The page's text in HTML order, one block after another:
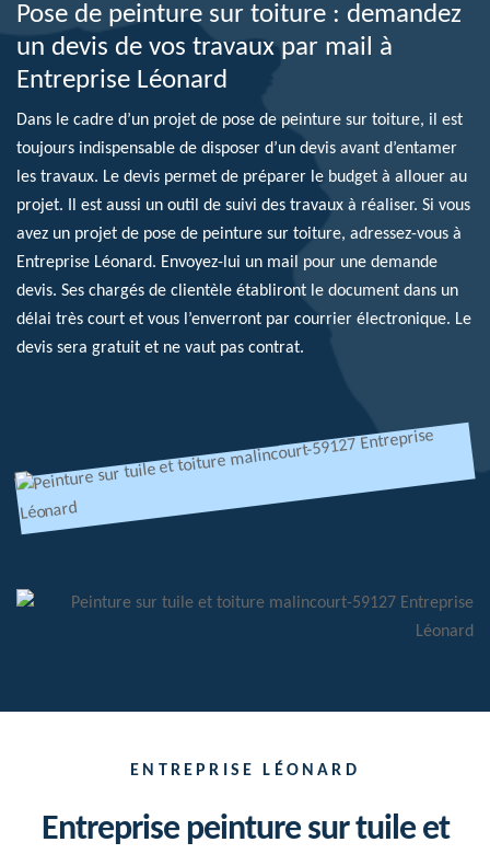
Pose de peinture sur toiture : demandez
un devis de vos travaux par mail à
Entreprise Léonard
Dans le cadre d’un projet de pose de peinture sur toiture, il est
toujours indispensable de disposer d’un devis avant d’entamer
les travaux. Le devis permet de préparer le budget à allouer au
projet. Il est aussi un outil de suivi des travaux à réaliser. Si vous
avez un projet de pose de peinture sur toiture, adressez-vous à
Entreprise Léonard. Envoyez-lui un mail pour une demande
devis. Ses chargés de clientèle établiront le document dans un
délai très court et vous l’enverront par courrier électronique. Le
devis sera gratuit et ne vaut pas contrat.
ENTREPRISE LÉONARD
Entreprise peinture sur tuile et